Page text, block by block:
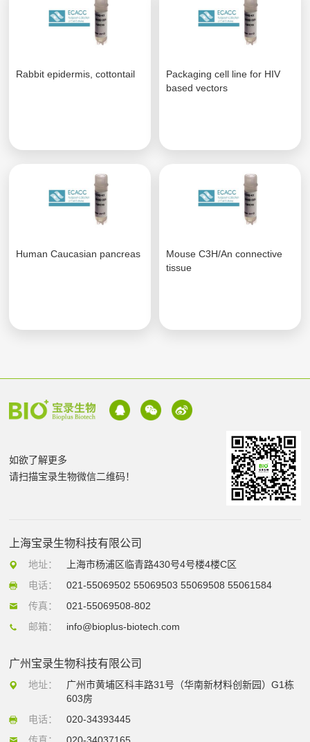
Rabbit epidermis, cottontail
Packaging cell line for HIV
based vectors
Human Caucasian pancreas
Mouse C3H/An connective
tissue
如欲了解更多
请扫描宝录生物微信二维码！
上海宝录生物科技有限公司
地址：
上海市杨浦区临青路430号4号楼4楼C区
电话：
021-55069502 55069503 55069508 55061584
传真：
021-55069508-802
邮箱：
info@bioplus-biotech.com
广州宝录生物科技有限公司
地址：
广州市黄埔区科丰路31号（华南新材料创新园）G1栋
603房
电话：
020-34393445